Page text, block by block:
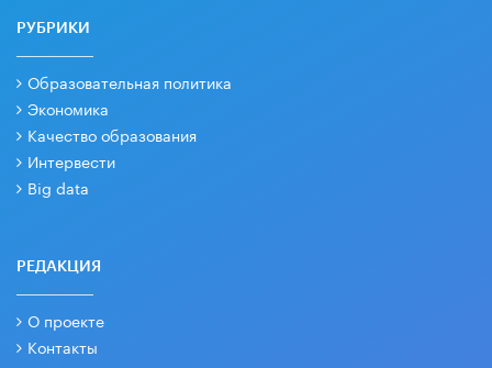
РУБРИКИ
Образовательная политика
Экономика
Качество образования
Интервести
Big data
РЕДАКЦИЯ
О проекте
Контакты